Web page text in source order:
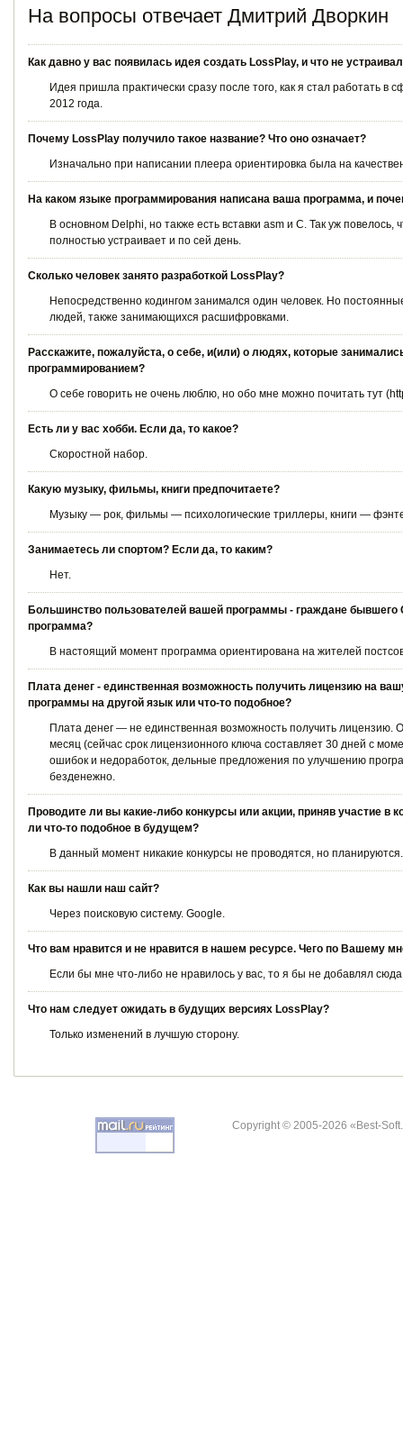
На вопросы отвечает Дмитрий Дворкин
Как давно у вас появилась идея создать LossPlay, и что не
Идея пришла практически сразу после того, как я стал работать
2012 года.
Почему LossPlay получило такое название? Что оно означает?
Изначально при написании плеера ориентировка была на
На каком языке программирования написана ваша программа, и
В основном Delphi, но также есть вставки asm и C. Так уж
полностью устраивает и по сей день.
Сколько человек занято разработкой LossPlay?
Непосредственно кодингом занимался один человек. Но
людей, также занимающихся расшифровками.
Расскажите, пожалуйста, о себе, и(или) о людях, которые
программированием?
О себе говорить не очень люблю, но обо мне можно почитать тут
Есть ли у вас хобби. Если да, то какое?
Скоростной набор.
Какую музыку, фильмы, книги предпочитаете?
Музыку — рок, фильмы — психологические триллеры, книги —
Занимаетесь ли спортом? Если да, то каким?
Нет.
Большинство пользователей вашей программы - граждане
программа?
В настоящий момент программа ориентирована на жителей
Плата денег - единственная возможность получить лицензию на
программы на другой язык или что-то подобное?
Плата денег — не единственная возможность получить лицензию.
месяц (сейчас срок лицензионного ключа составляет 30 дней с
ошибок и недоработок, дельные предложения по улучшению
безденежно.
Проводите ли вы какие-либо конкурсы или акции, приняв участие в
ли что-то подобное в будущем?
В данный момент никакие конкурсы не проводятся, но планируются.
Как вы нашли наш сайт?
Через поисковую систему. Google.
Что вам нравится и не нравится в нашем ресурсе. Чего по Вашему
Если бы мне что-либо не нравилось у вас, то я бы не добавлял
Что нам следует ожидать в будущих версиях LossPlay?
Только изменений в лучшую сторону.
Copyright © 2005-2026 «Best-